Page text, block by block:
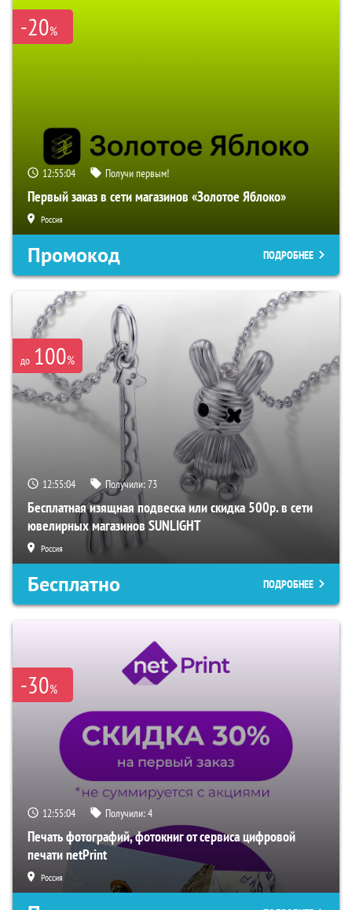
-20%
12:55:03 Получи первым!
Первый заказ в сети магазинов «Золотое Яблоко»
Россия
Промокод ПОДРОБНЕЕ
до 100%
12:55:03 Получили:73
Бесплатная изящная подвеска или скидка 500р. в сети
ювелирных магазинов SUNLIGHT
Россия
Бесплатно ПОДРОБНЕЕ
-30%
12:55:03 Получили:4
Печать фотографий, фотокниг от сервиса цифровой
печати netPrint
Россия